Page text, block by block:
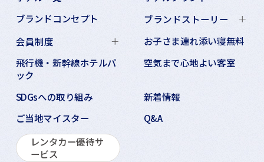
ブランドコンセプト
ブランドストーリー
会員制度
お子さま連れ添い寝無料
飛行機・新幹線ホテルパ
ック
空気まで心地よい客室
SDGsへの取り組み
新着情報
ご当地マイスター
Q&A
レンタカー優待サ
ービス